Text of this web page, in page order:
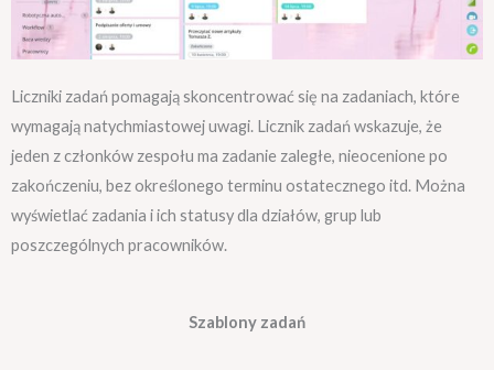
Liczniki zadań pomagają skoncentrować się na zadaniach, które
wymagają natychmiastowej uwagi. Licznik zadań wskazuje, że
jeden z członków zespołu ma zadanie zaległe, nieocenione po
zakończeniu, bez określonego terminu ostatecznego itd. Można
wyświetlać zadania i ich statusy dla działów, grup lub
poszczególnych pracowników.
Szablony zadań